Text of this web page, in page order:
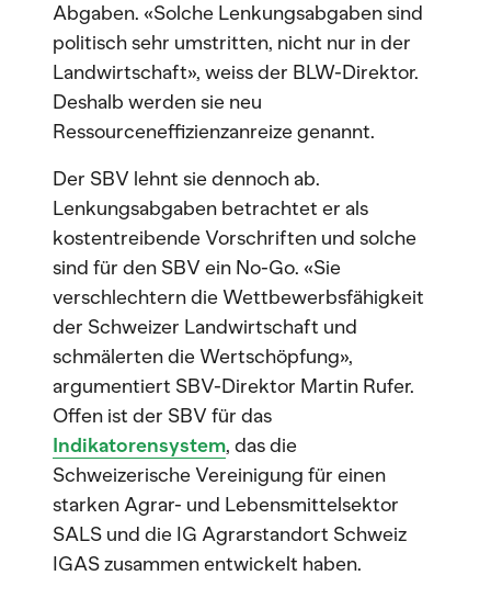
Abgaben. «Solche Lenkungsabgaben sind
politisch sehr umstritten, nicht nur in der
Landwirtschaft», weiss der BLW-Direktor.
Deshalb werden sie neu
Ressourceneffizienzanreize genannt.
Der SBV lehnt sie dennoch ab.
Lenkungsabgaben betrachtet er als
kostentreibende Vorschriften und solche
sind für den SBV ein No-Go. «Sie
verschlechtern die Wettbewerbsfähigkeit
der Schweizer Landwirtschaft und
schmälerten die Wertschöpfung»,
argumentiert SBV-Direktor Martin Rufer.
Offen ist der SBV für das
Indikatorensystem, das die
Schweizerische Vereinigung für einen
starken Agrar- und Lebensmittelsektor
SALS und die IG Agrarstandort Schweiz
IGAS zusammen entwickelt haben.